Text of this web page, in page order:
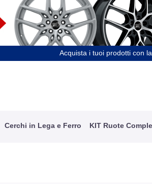
Acquista i tuoi prodotti con
Cerchi in Lega e Ferro KIT Ruote